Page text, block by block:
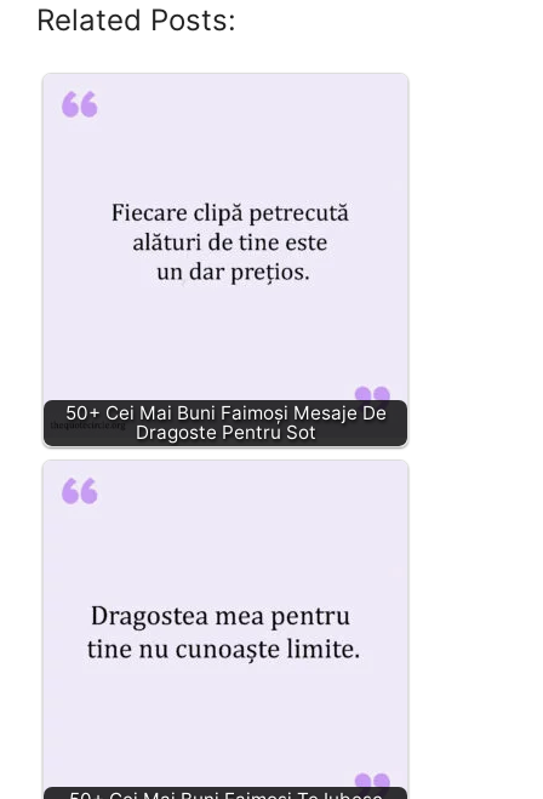
Related Posts:
50+ Cei Mai Buni Faimoși Mesaje De
Dragoste Pentru Sot